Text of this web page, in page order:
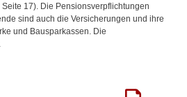
17). Die Pensionsverpflichtungen
sind auch die Versicherungen und ihre
und Bausparkassen. Die